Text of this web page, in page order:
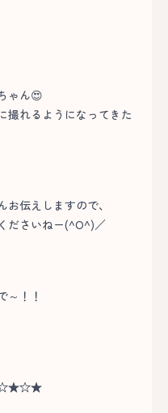
ゃん😍
撮れるようになってきた
伝えしますので、
ださいねー(^O^)／
～！！